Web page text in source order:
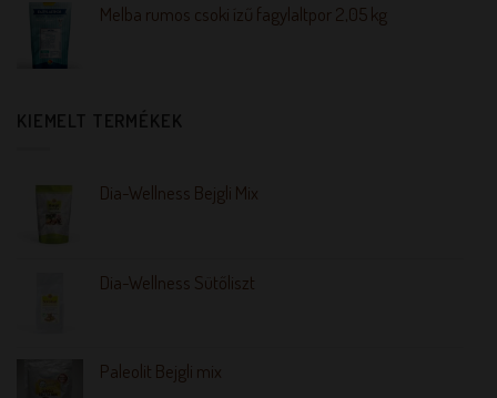
Melba rumos csoki ízű fagylaltpor 2,05 kg
KIEMELT TERMÉKEK
Dia-Wellness Bejgli Mix
Dia-Wellness Sütőliszt
Paleolit Bejgli mix